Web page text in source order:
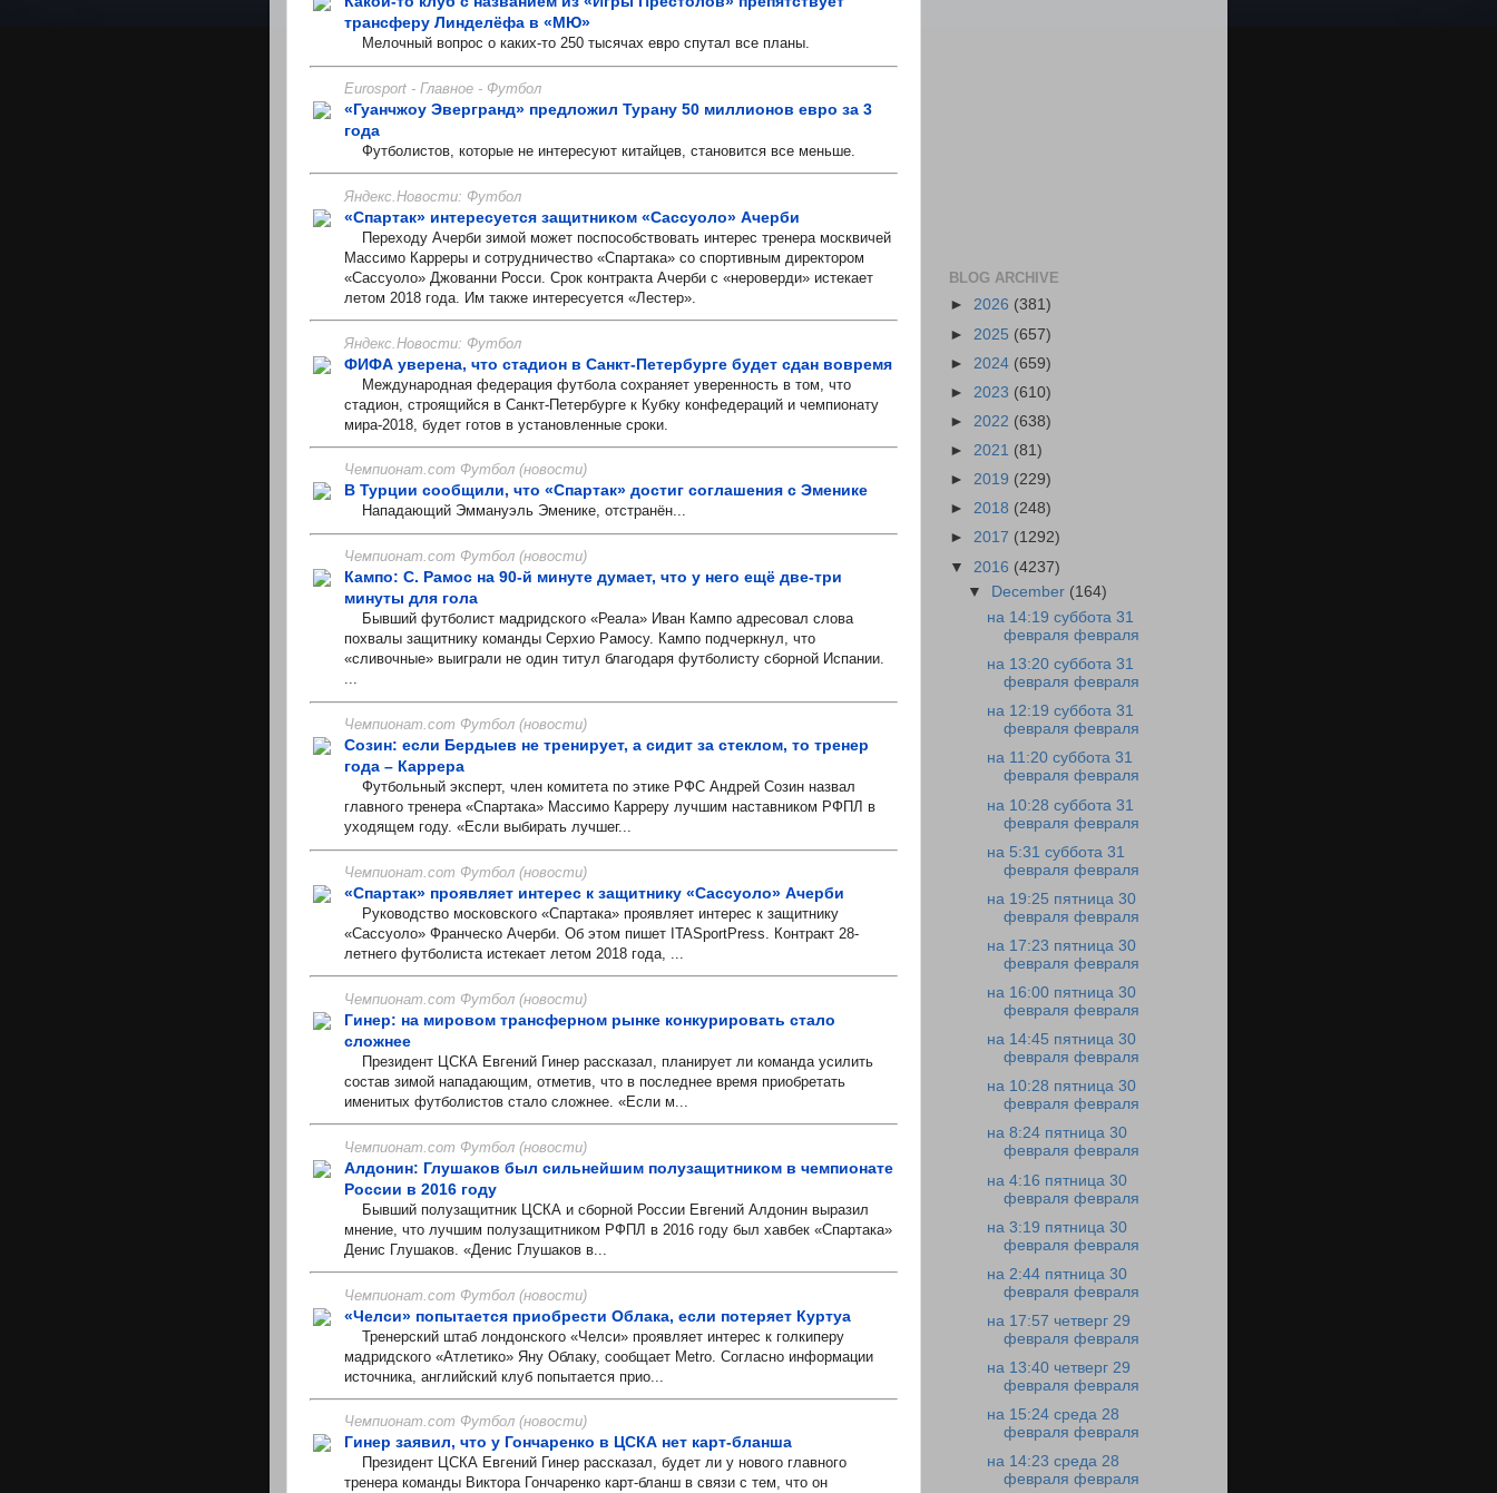
трансферу Линделёфа в «МЮ»
Мелочный вопрос о каких-то 250 тысячах евро спутал все планы.
Eurosport - Главное - Футбол
«Гуанчжоу Эвергранд» предложил Турану 50 миллионов евро за 3
года
Футболистов, которые не интересуют китайцев, становится все меньше.
Яндекс.Новости: Футбол
«Спартак» интересуется защитником «Сассуоло» Ачерби
Переходу Ачерби зимой может поспособствовать интерес тренера москвичей
Массимо Карреры и сотрудничество «Спартака» со спортивным директором
«Сассуоло» Джованни Росси. Срок контракта Ачерби с «нероверди» истекает
летом 2018 года. Им также интересуется «Лестер».
Яндекс.Новости: Футбол
ФИФА уверена, что стадион в Санкт-Петербурге будет сдан вовремя
Международная федерация футбола сохраняет уверенность в том, что
стадион, строящийся в Санкт-Петербурге к Кубку конфедераций и чемпионату
мира-2018, будет готов в установленные сроки.
Чемпионат.com Футбол (новости)
В Турции сообщили, что «Спартак» достиг соглашения с Эменике
Нападающий Эммануэль Эменике, отстранён...
Чемпионат.com Футбол (новости)
Кампо: С. Рамос на 90-й минуте думает, что у него ещё две-три
минуты для гола
Бывший футболист мадридского «Реала» Иван Кампо адресовал слова
похвалы защитнику команды Серхио Рамосу. Кампо подчеркнул, что
«сливочные» выиграли не один титул благодаря футболисту сборной Испании.
...
Чемпионат.com Футбол (новости)
Созин: если Бердыев не тренирует, а сидит за стеклом, то тренер
года – Каррера
Футбольный эксперт, член комитета по этике РФС Андрей Созин назвал
главного тренера «Спартака» Массимо Карреру лучшим наставником РФПЛ в
уходящем году. «Если выбирать лучшег...
Чемпионат.com Футбол (новости)
«Спартак» проявляет интерес к защитнику «Сассуоло» Ачерби
Руководство московского «Спартака» проявляет интерес к защитнику
«Сассуоло» Франческо Ачерби. Об этом пишет ITASportPress. Контракт 28-
летнего футболиста истекает летом 2018 года, ...
Чемпионат.com Футбол (новости)
Гинер: на мировом трансферном рынке конкурировать стало
сложнее
Президент ЦСКА Евгений Гинер рассказал, планирует ли команда усилить
состав зимой нападающим, отметив, что в последнее время приобретать
именитых футболистов стало сложнее. «Если м...
Чемпионат.com Футбол (новости)
Алдонин: Глушаков был сильнейшим полузащитником в чемпионате
России в 2016 году
Бывший полузащитник ЦСКА и сборной России Евгений Алдонин выразил
мнение, что лучшим полузащитником РФПЛ в 2016 году был хавбек «Спартака»
Денис Глушаков. «Денис Глушаков в...
Чемпионат.com Футбол (новости)
«Челси» попытается приобрести Облака, если потеряет Куртуа
Тренерский штаб лондонского «Челси» проявляет интерес к голкиперу
мадридского «Атлетико» Яну Облаку, сообщает Metro. Согласно информации
источника, английский клуб попытается прио...
Чемпионат.com Футбол (новости)
Гинер заявил, что у Гончаренко в ЦСКА нет карт-бланша
Президент ЦСКА Евгений Гинер рассказал, будет ли у нового главного
тренера команды Виктора Гончаренко карт-бланш в связи с тем, что он
BLOG ARCHIVE
► 2026 (381)
► 2025 (657)
► 2024 (659)
► 2023 (610)
► 2022 (638)
► 2021 (81)
► 2019 (229)
► 2018 (248)
► 2017 (1292)
▼ 2016 (4237)
▼
December (164)
на 14:19 суббота 31
февраля февраля
на 13:20 суббота 31
февраля февраля
на 12:19 суббота 31
февраля февраля
на 11:20 суббота 31
февраля февраля
на 10:28 суббота 31
февраля февраля
на 5:31 суббота 31
февраля февраля
на 19:25 пятница 30
февраля февраля
на 17:23 пятница 30
февраля февраля
на 16:00 пятница 30
февраля февраля
на 14:45 пятница 30
февраля февраля
на 10:28 пятница 30
февраля февраля
на 8:24 пятница 30
февраля февраля
на 4:16 пятница 30
февраля февраля
на 3:19 пятница 30
февраля февраля
на 2:44 пятница 30
февраля февраля
на 17:57 четверг 29
февраля февраля
на 13:40 четверг 29
февраля февраля
на 15:24 среда 28
февраля февраля
на 14:23 среда 28
февраля февраля